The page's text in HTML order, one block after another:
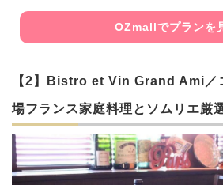
OZmallでプランを
【2】Bistro et Vin Grand Ami／
場フランス家庭料理とソムリエ厳